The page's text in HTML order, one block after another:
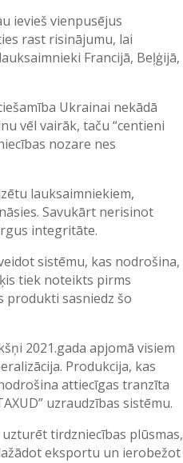
ievieš vienpusējus
rast risinājumu, lai
Francijā, Beļģijā,
Ukrainai nekādā
vēl vairāk, taču “centieni
nozare nes
lauksaimniekiem,
Savukārt nerisinot
integritāte.
sistēmu, kas nodrošina,
tiek noteikts pirms
produkti sasniedz šo
2021.gada apjomā visiem
Produkcija, kas
attiecīgas tranzīta
uzraudzības sistēmu.
tirdzniecības plūsmas,
eksportu un ierobežot